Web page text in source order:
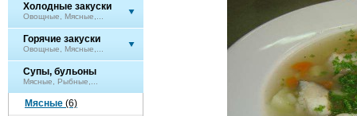
Холодные закуски
Овощные, Мясные,...
Горячие закуски
Овощные, Мясные,...
Супы, бульоны
Мясные, Рыбные,...
Мясные (6)